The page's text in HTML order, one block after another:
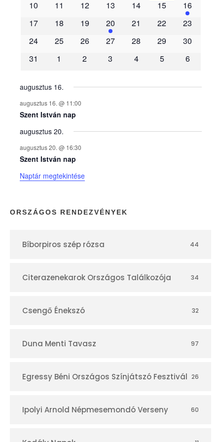
m
é
n
y
e
k
n
a
p
r
10
11 12 13 14 15
16
17
18 19 20 21 22
23
24
25 26 27 28 29
30
31
1 2 3 4 5 6
augusztus 16.
augusztus 16. @ 11:00
Szent István nap
augusztus 20.
augusztus 20. @ 16:30
Szent István nap
Naptár megtekintése
ORSZÁGOS RENDEZVÉNYEK
Bíborpiros szép rózsa 44
Citerazenekarok Országos Találkozója 34
Csengő Énekszó 32
Duna Menti Tavasz 97
Egressy Béni Országos Színjátszó Fesztivál 26
Ipolyi Arnold Népmesemondó Verseny 60